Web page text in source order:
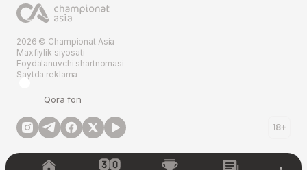
2026 © Championat.Asia
Maxfiylik siyosati
Foydalanuvchi shartnomasi
Saytda reklama
Qora fon
18+